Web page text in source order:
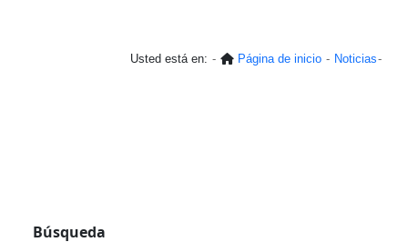
Usted está en: Página de inicio Noticias
Búsqueda